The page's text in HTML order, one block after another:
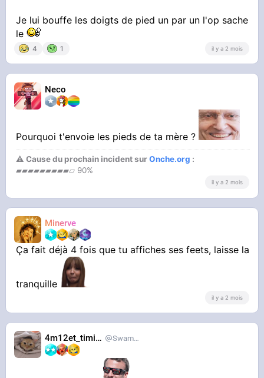
Je lui bouffe les doigts de pied un par un l'op sache
le
4 1 il y a 2 mois
Neco
Pourquoi t'envoie les pieds de ta mère ?
⚠ Cause du prochain incident surOnche.org :
▰▰▰▰▰▰▰▰▰▱ 90%
il y a 2 mois
Minerve
Ça fait déjà 4 fois que tu affiches ses feets, laisse la
tranquille
il y a 2 mois
4m12et_timide SwampDrainer